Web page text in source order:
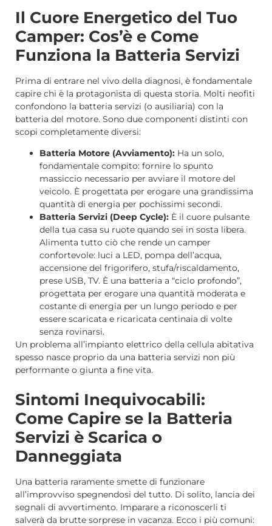
Il Cuore Energetico del Tuo
Camper: Cos’è e Come
Funziona la Batteria Servizi
Prima di entrare nel vivo della diagnosi, è fondamentale
capire chi è la protagonista di questa storia. Molti neofiti
confondono la batteria servizi (o ausiliaria) con la
batteria del motore. Sono due componenti distinti con
scopi completamente diversi:
Batteria Motore (Avviamento): Ha un solo,
fondamentale compito: fornire lo spunto
massiccio necessario per avviare il motore del
veicolo. È progettata per erogare una grandissima
quantità di energia per pochissimi secondi.
Batteria Servizi (Deep Cycle): È il cuore pulsante
della tua casa su ruote quando sei in sosta libera.
Alimenta tutto ciò che rende un camper
confortevole: luci a LED, pompa dell’acqua,
accensione del frigorifero, stufa/riscaldamento,
prese USB, TV. È una batteria a “ciclo profondo”,
progettata per erogare una quantità moderata e
costante di energia per un lungo periodo e per
essere scaricata e ricaricata centinaia di volte
senza rovinarsi.
Un problema all’impianto elettrico della cellula abitativa
spesso nasce proprio da una batteria servizi non più
performante o giunta a fine vita.
Sintomi Inequivocabili:
Come Capire se la Batteria
Servizi è Scarica o
Danneggiata
Una batteria raramente smette di funzionare
all’improvviso spegnendosi del tutto. Di solito, lancia dei
segnali di avvertimento. Imparare a riconoscerli ti
salverà da brutte sorprese in vacanza. Ecco i più comuni: